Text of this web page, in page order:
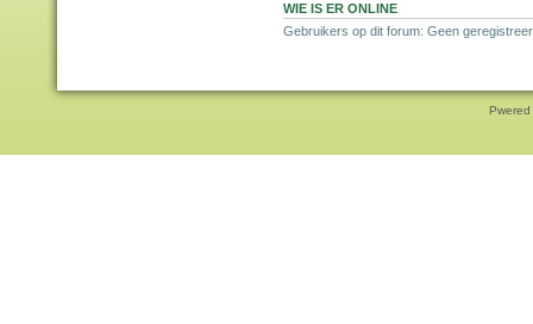
WIE IS ER ONLINE
Gebruikers op dit forum: Geen